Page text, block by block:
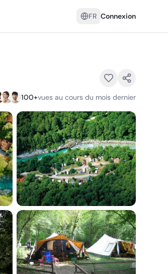
FR Connexion
100+vues au cours du mois dernier